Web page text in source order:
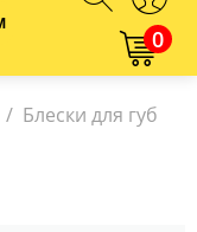
0
/ Блески для губ